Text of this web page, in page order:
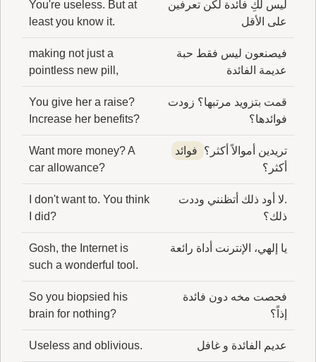
ليس لكِ فائدة لكن تعرفين
على الأقل
You're useless. But at
least you know it.
فيصنعون ليس فقط حبة
عديمة الفائدة
making not just a
pointless new pill,
قمت بتزويد مرتبها؟ زودت
فوائدها؟
You give her a raise?
Increase her benefits?
تريدين أموالاً أكثر؟
فوائد
أكثر؟
Want more money? A
car allowance?
.لا أود ذلك أتظنني وددت
ذلك؟
I don't want to. You think
I did?
يا إلهي، الإنترنت أداة رائعة
Gosh, the Internet is
such a wonderful tool.
فحصت مخه دون فائدة
إذاً؟
So you biopsied his
brain for nothing?
عديم الفائدة و غافل Useless and oblivious.